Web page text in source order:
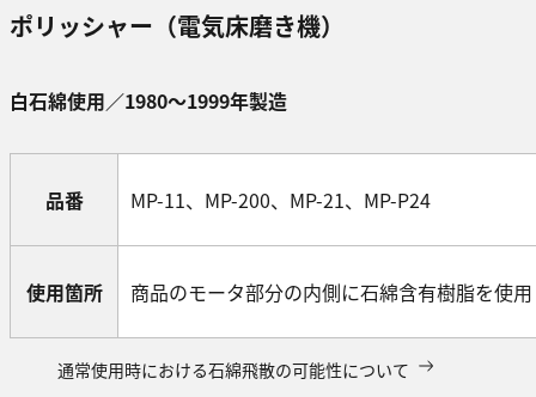
ポリッシャー（電気床磨き機）
白石綿使用／1980～1999年製造
品番 MP-11、MP-200、MP-21、MP-P24
使用箇所 商品のモータ部分の内側に石綿含有樹脂を使用
通常使用時における石綿飛散の可能性について